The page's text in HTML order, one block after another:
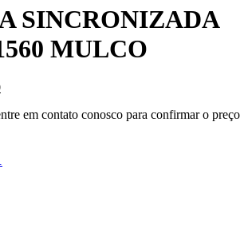
SINCRONIZADA
MULCO
O
atualem contato conosco para confirmar o preço